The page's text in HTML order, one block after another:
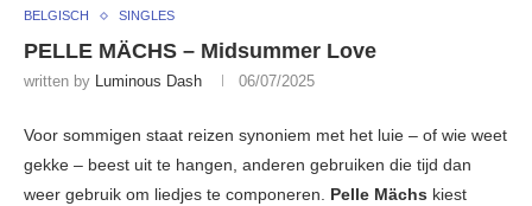
BELGISCH SINGLES
PELLE MÄCHS – Midsummer Love
written by Luminous Dash 06/07/2025
Voor sommigen staat reizen synoniem met het luie – of wie weet
gekke – beest uit te hangen, anderen gebruiken die tijd dan
weer gebruik om liedjes te componeren. Pelle Mächs kiest